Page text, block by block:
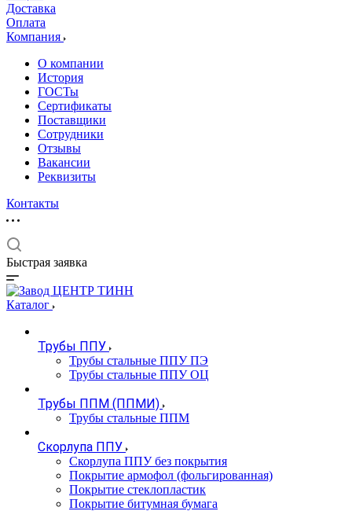
Доставка
Оплата
Компания
О компании
История
ГОСТы
Сертификаты
Поставщики
Сотрудники
Отзывы
Вакансии
Реквизиты
Контакты
Быстрая заявка
Каталог
Трубы ППУ
Трубы стальные ППУ ПЭ
Трубы стальные ППУ ОЦ
Трубы ППМ (ППМИ)
Трубы стальные ППМ
Скорлупа ППУ
Скорлупа ППУ без покрытия
Покрытие армофол (фольгированная)
Покрытие стеклопластик
Покрытие битумная бумага